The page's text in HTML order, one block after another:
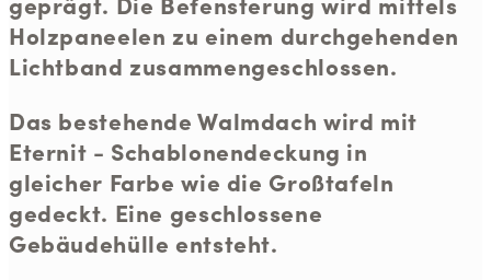
Holzpaneelen zu einem durchgehenden
Lichtband zusammengeschlossen.
Das bestehende Walmdach wird mit
Eternit - Schablonendeckung in
gleicher Farbe wie die Großtafeln
gedeckt. Eine geschlossene
Gebäudehülle entsteht.